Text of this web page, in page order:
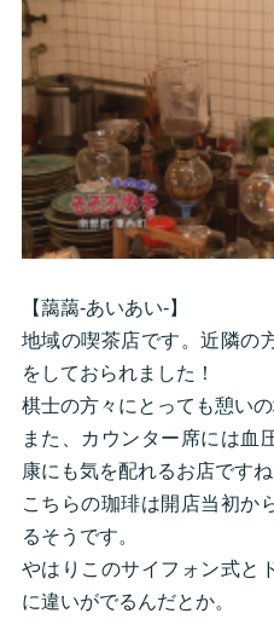
【藹藹-あいあい-】
地域の喫茶店です。近隣の
をしておられました！
棋士の方々にとっても憩いの
また、カウンター席には血
康にも気を配れるお店ですね
こちらの珈琲は開店当初か
るそうです。
やはりこのサイフォン式と
に違いがでるんだとか。